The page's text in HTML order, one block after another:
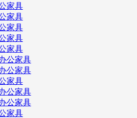
家具
家具
家具
家具
家具
公家具
公家具
家具
公家具
公家具
家具